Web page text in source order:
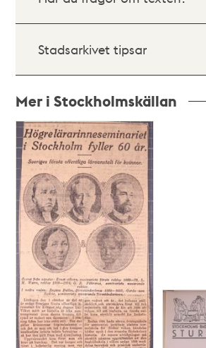
Stadsarkivet tipsar
Mer i Stockholmskällan
Relaterade
poster
och
teman